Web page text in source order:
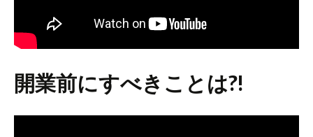
開業前にすべきことは?!